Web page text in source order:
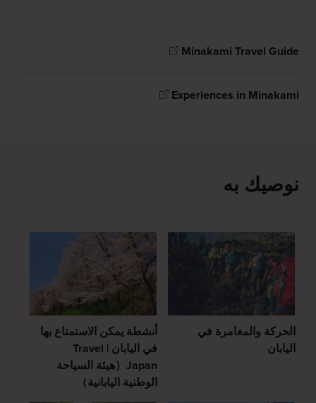
Minakami Travel Guide
Experiences in Minakami
نوصيك به
الحركة والمغامرة في
اليابان
أنشطة يمكن الاستمتاع بها
في اليابان | Travel
Japan（هيئة السياحة
الوطنية اليابانية）